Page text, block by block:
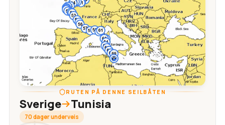
RUTEN PÅ DENNE SEILBÅTEN
Sverige Tunisia
70 dager underveis